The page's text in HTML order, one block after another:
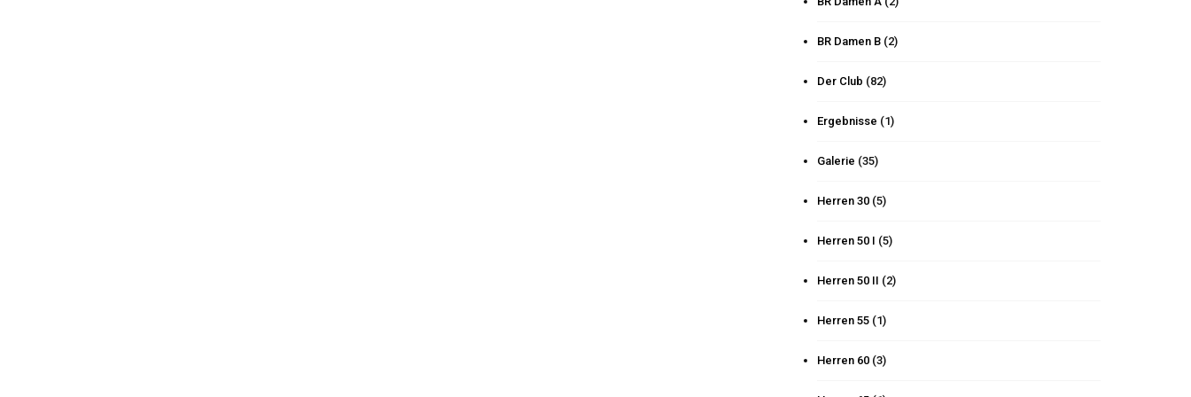
BR Damen B (2)
Der Club (82)
Ergebnisse (1)
Galerie (35)
Herren 30 (5)
Herren 50 I (5)
Herren 50 II (2)
Herren 55 (1)
Herren 60 (3)